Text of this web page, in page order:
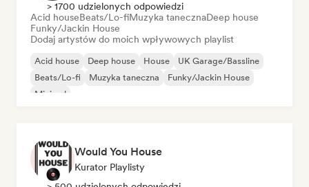
> 1700 udzielonych odpowiedzi
Acid houseBeats/Lo-fiMuzyka tanecznaDeep house
Funky/Jackin House
Dodaj artystów do moich wpływowych playlist
Acid house Deep house House
UK Garage/Bassline
Beats/Lo-fi
Muzyka taneczna
Funky/Jackin House
Minimal
Would You House
Kurator Playlisty